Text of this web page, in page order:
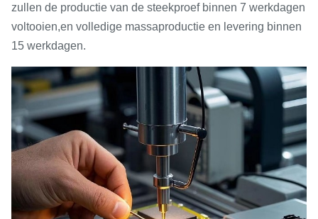
zullen de productie van de steekproef binnen 7 werkdagen
voltooien,en volledige massaproductie en levering binnen
15 werkdagen.